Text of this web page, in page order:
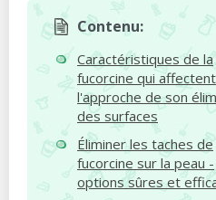
Contenu:
Caractéristiques de la
fucorcine qui affectent
l'approche de son
des surfaces
Éliminer les taches de
fucorcine sur la peau -
options sûres et